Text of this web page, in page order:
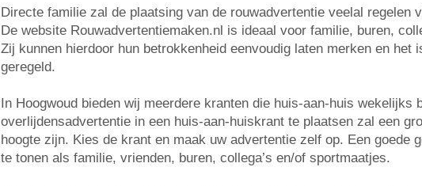
Directe familie zal de plaatsing van de rouwadvertentie veelal regelen
De website Rouwadvertentiemaken.nl is ideaal voor familie, buren,
Zij kunnen hierdoor hun betrokkenheid eenvoudig laten merken en het
geregeld.
In Hoogwoud bieden wij meerdere kranten die huis-aan-huis wekelijks
overlijdensadvertentie in een huis-aan-huiskrant te plaatsen zal een
hoogte zijn. Kies de krant en maak uw advertentie zelf op. Een goede
te tonen als familie, vrienden, buren, collega’s en/of sportmaatjes.